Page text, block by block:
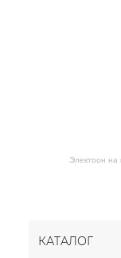
Электрон
КАТАЛОГ